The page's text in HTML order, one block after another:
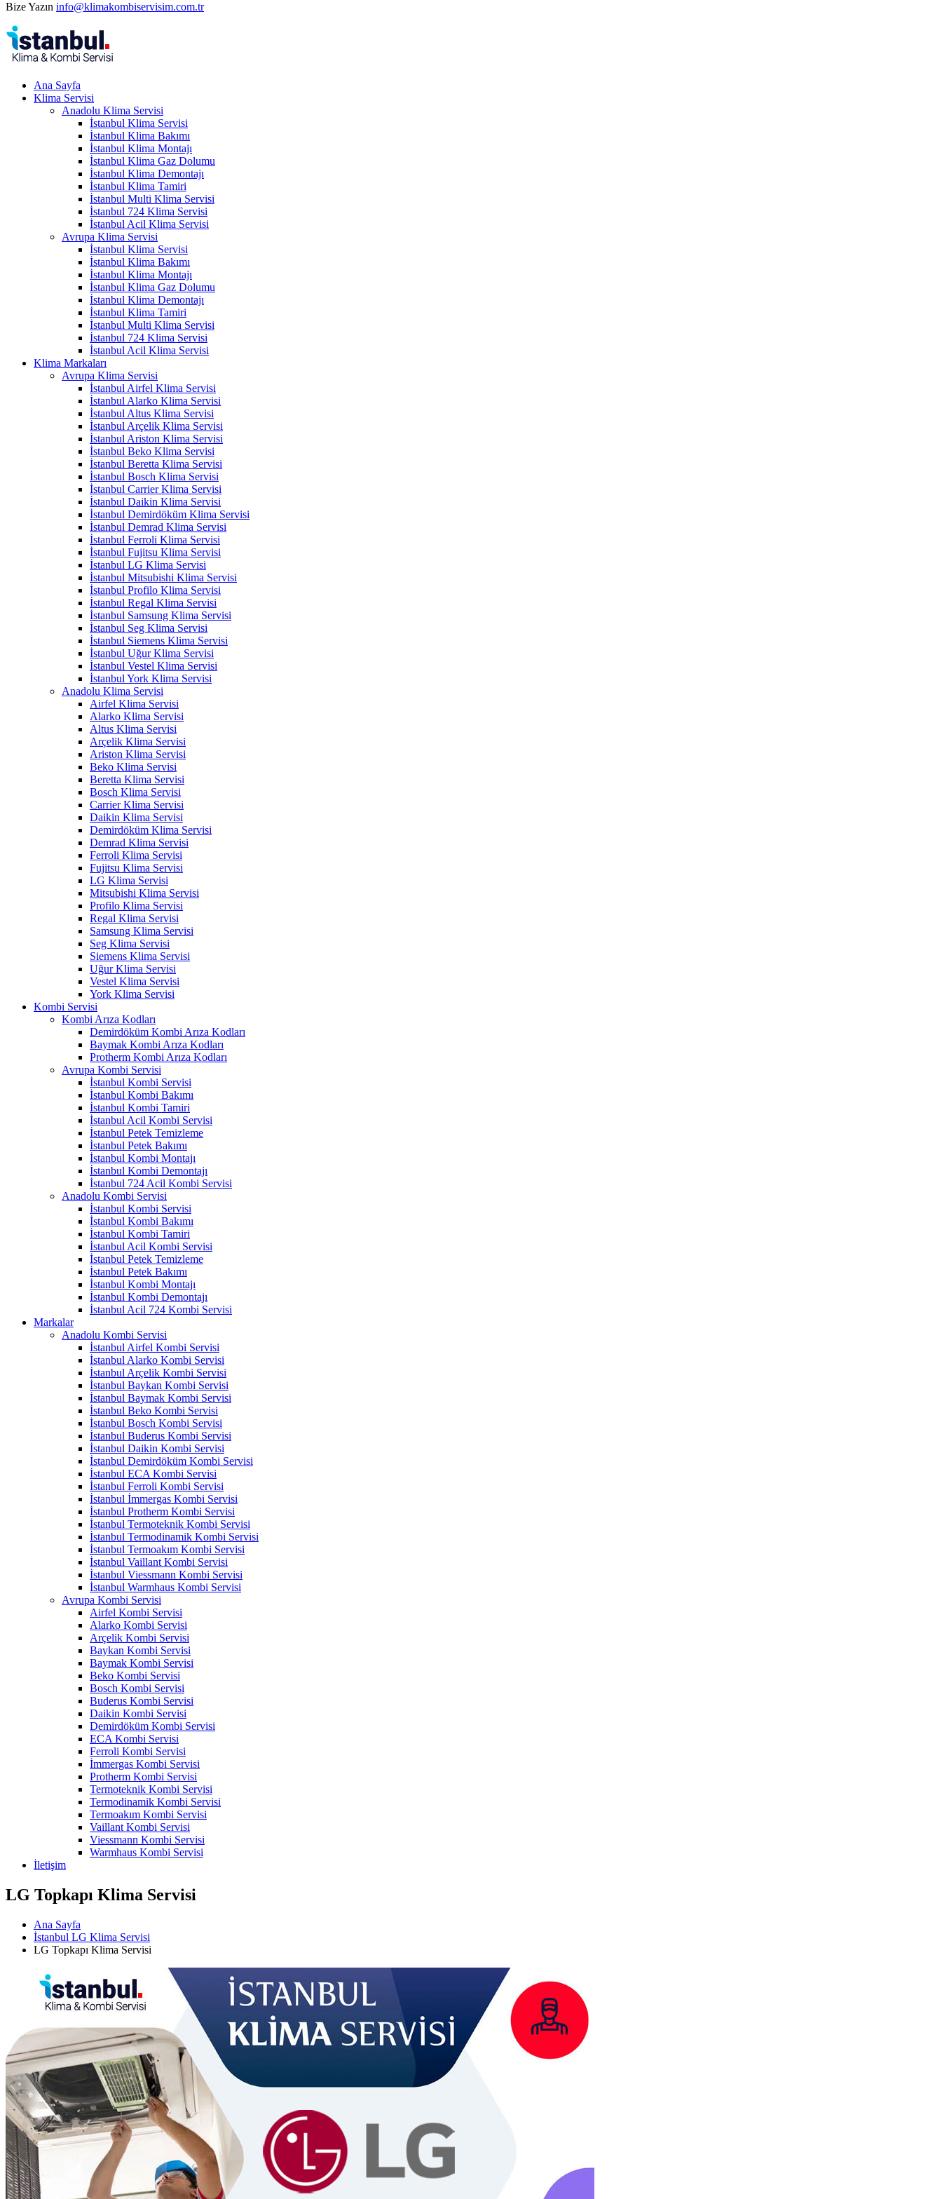
Bize Yazın info@klimakombiservisim.com.tr
Ana Sayfa
Klima Servisi
Anadolu Klima Servisi
İstanbul Klima Servisi
İstanbul Klima Bakımı
İstanbul Klima Montajı
İstanbul Klima Gaz Dolumu
İstanbul Klima Demontajı
İstanbul Klima Tamiri
İstanbul Multi Klima Servisi
İstanbul 724 Klima Servisi
İstanbul Acil Klima Servisi
Avrupa Klima Servisi
İstanbul Klima Servisi
İstanbul Klima Bakımı
İstanbul Klima Montajı
İstanbul Klima Gaz Dolumu
İstanbul Klima Demontajı
İstanbul Klima Tamiri
İstanbul Multi Klima Servisi
İstanbul 724 Klima Servisi
İstanbul Acil Klima Servisi
Klima Markaları
Avrupa Klima Servisi
İstanbul Airfel Klima Servisi
İstanbul Alarko Klima Servisi
İstanbul Altus Klima Servisi
İstanbul Arçelik Klima Servisi
İstanbul Ariston Klima Servisi
İstanbul Beko Klima Servisi
İstanbul Beretta Klima Servisi
İstanbul Bosch Klima Servisi
İstanbul Carrier Klima Servisi
İstanbul Daikin Klima Servisi
İstanbul Demirdöküm Klima Servisi
İstanbul Demrad Klima Servisi
İstanbul Ferroli Klima Servisi
İstanbul Fujitsu Klima Servisi
İstanbul LG Klima Servisi
İstanbul Mitsubishi Klima Servisi
İstanbul Profilo Klima Servisi
İstanbul Regal Klima Servisi
İstanbul Samsung Klima Servisi
İstanbul Seg Klima Servisi
İstanbul Siemens Klima Servisi
İstanbul Uğur Klima Servisi
İstanbul Vestel Klima Servisi
İstanbul York Klima Servisi
Anadolu Klima Servisi
Airfel Klima Servisi
Alarko Klima Servisi
Altus Klima Servisi
Arçelik Klima Servisi
Ariston Klima Servisi
Beko Klima Servisi
Beretta Klima Servisi
Bosch Klima Servisi
Carrier Klima Servisi
Daikin Klima Servisi
Demirdöküm Klima Servisi
Demrad Klima Servisi
Ferroli Klima Servisi
Fujitsu Klima Servisi
LG Klima Servisi
Mitsubishi Klima Servisi
Profilo Klima Servisi
Regal Klima Servisi
Samsung Klima Servisi
Seg Klima Servisi
Siemens Klima Servisi
Uğur Klima Servisi
Vestel Klima Servisi
York Klima Servisi
Kombi Servisi
Kombi Arıza Kodları
Demirdöküm Kombi Arıza Kodları
Baymak Kombi Arıza Kodları
Protherm Kombi Arıza Kodları
Avrupa Kombi Servisi
İstanbul Kombi Servisi
İstanbul Kombi Bakımı
İstanbul Kombi Tamiri
İstanbul Acil Kombi Servisi
İstanbul Petek Temizleme
İstanbul Petek Bakımı
İstanbul Kombi Montajı
İstanbul Kombi Demontajı
İstanbul 724 Acil Kombi Servisi
Anadolu Kombi Servisi
İstanbul Kombi Servisi
İstanbul Kombi Bakımı
İstanbul Kombi Tamiri
İstanbul Acil Kombi Servisi
İstanbul Petek Temizleme
İstanbul Petek Bakımı
İstanbul Kombi Montajı
İstanbul Kombi Demontajı
İstanbul Acil 724 Kombi Servisi
Markalar
Anadolu Kombi Servisi
İstanbul Airfel Kombi Servisi
İstanbul Alarko Kombi Servisi
İstanbul Arçelik Kombi Servisi
İstanbul Baykan Kombi Servisi
İstanbul Baymak Kombi Servisi
İstanbul Beko Kombi Servisi
İstanbul Bosch Kombi Servisi
İstanbul Buderus Kombi Servisi
İstanbul Daikin Kombi Servisi
İstanbul Demirdöküm Kombi Servisi
İstanbul ECA Kombi Servisi
İstanbul Ferroli Kombi Servisi
İstanbul İmmergas Kombi Servisi
İstanbul Protherm Kombi Servisi
İstanbul Termoteknik Kombi Servisi
İstanbul Termodinamik Kombi Servisi
İstanbul Termoakım Kombi Servisi
İstanbul Vaillant Kombi Servisi
İstanbul Viessmann Kombi Servisi
İstanbul Warmhaus Kombi Servisi
Avrupa Kombi Servisi
Airfel Kombi Servisi
Alarko Kombi Servisi
Arçelik Kombi Servisi
Baykan Kombi Servisi
Baymak Kombi Servisi
Beko Kombi Servisi
Bosch Kombi Servisi
Buderus Kombi Servisi
Daikin Kombi Servisi
Demirdöküm Kombi Servisi
ECA Kombi Servisi
Ferroli Kombi Servisi
İmmergas Kombi Servisi
Protherm Kombi Servisi
Termoteknik Kombi Servisi
Termodinamik Kombi Servisi
Termoakım Kombi Servisi
Vaillant Kombi Servisi
Viessmann Kombi Servisi
Warmhaus Kombi Servisi
İletişim
LG Topkapı Klima Servisi
Ana Sayfa
İstanbul LG Klima Servisi
LG Topkapı Klima Servisi